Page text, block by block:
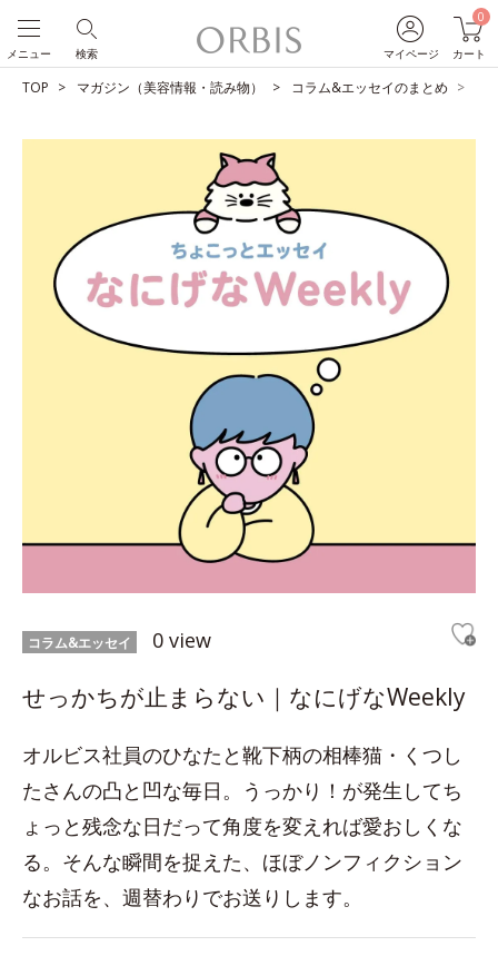
マイページ
0
カート
検索
メニュー
TOP マガジン（美容情報・読み物） コラム&エッセイのまとめ
コラム&エッセイ 0 view
せっかちが止まらない｜なにげなWeekly
オルビス社員のひなたと靴下柄の相棒猫・くつし
たさんの凸と凹な毎日。うっかり！が発生してち
ょっと残念な日だって角度を変えれば愛おしくな
る。そんな瞬間を捉えた、ほぼノンフィクション
なお話を、週替わりでお送りします。